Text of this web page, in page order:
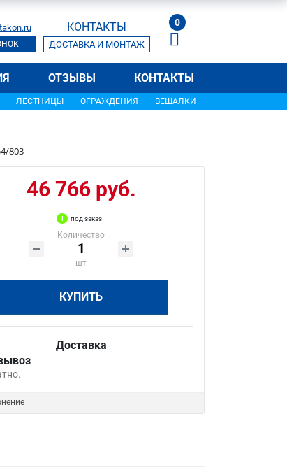
КОНТАКТЫ
ДОСТАВКА И МОНТАЖ
0
ОТЗЫВЫ КОНТАКТЫ
ЛЕСТНИЦЫ ОГРАЖДЕНИЯ ВЕШАЛКИ
803
46 766 руб.
под заказ
Количество
шт
КУПИТЬ
Доставка